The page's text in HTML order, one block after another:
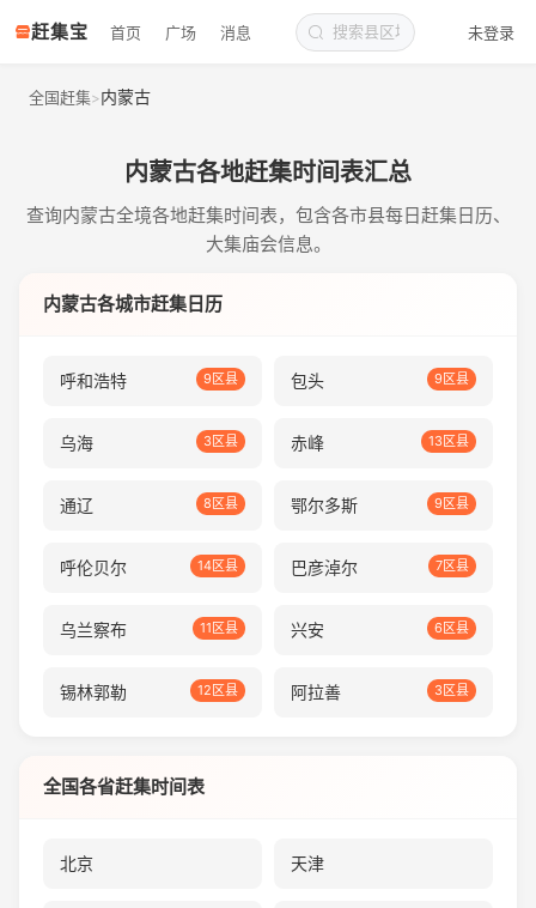
赶集宝 首页 广场 消息 未登录
全国赶集>内蒙古
内蒙古各地赶集时间表汇总
查询内蒙古全境各地赶集时间表，包含各市县每日赶集日历、
大集庙会信息。
内蒙古各城市赶集日历
呼和浩特 9区县 包头 9区县
乌海 3区县 赤峰 13区县
通辽 8区县 鄂尔多斯 9区县
呼伦贝尔 14区县 巴彦淖尔 7区县
乌兰察布 11区县 兴安 6区县
锡林郭勒 12区县 阿拉善 3区县
全国各省赶集时间表
北京 天津